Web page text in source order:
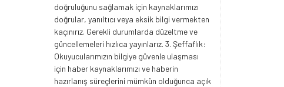
doğruluğunu sağlamak için kaynaklarımızı
doğrular, yanıltıcı veya eksik bilgi vermekten
kaçınırız. Gerekli durumlarda düzeltme ve
güncellemeleri hızlıca yayınlarız. 3. Şeffaflık:
Okuyucularımızın bilgiye güvenle ulaşması
için haber kaynaklarımızı ve haberin
hazırlanış süreçlerini mümkün olduğunca açık